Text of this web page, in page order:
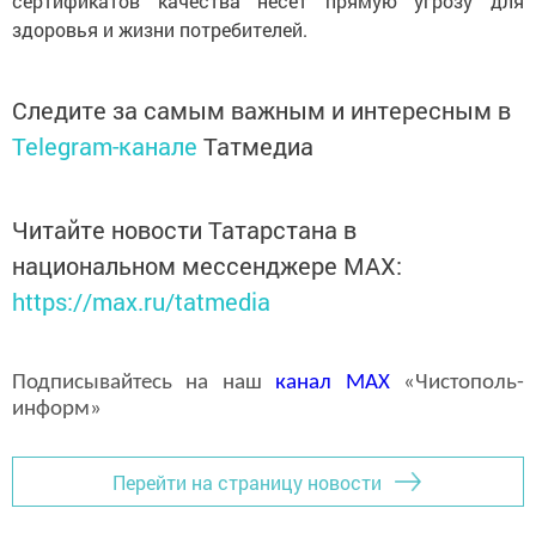
здоровья и жизни потребителей.
Следите за самым важным и интересным в
Telegram-канале Татмедиа
Читайте новости Татарстана в
национальном мессенджере MАХ:
https://max.ru/tatmedia
Подписывайтесь на наш канал MAX«Чистополь-
информ»
Перейти на страницу новости